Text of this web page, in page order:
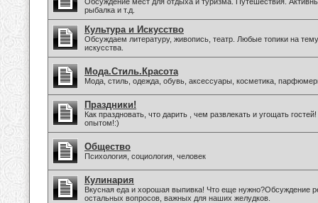
рыбалка и т.д.
Культура и Искусство
Обсуждаем литературу, живопись, театр. Любые топики на
искусства.
Мода.Стиль.Красота
Мода, стиль, одежда, обувь, аксессуары, косметика,
Праздники!
Как праздновать, что дарить , чем развлекать и угощать
опытом!:)
Общество
Психология, социология, человек
Кулинария
Вкусная еда и хорошая выпивка! Что еще нужно?Обсуждение
остальных вопросов, важных для наших желудков.